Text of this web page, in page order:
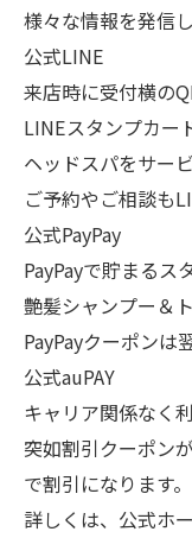
様々な情報を発信し
公式LINE
来店時に受付横の
LINEスタンプカー
ヘッドスパをサービ
ご予約やご相談も
公式PayPay
PayPayで貯まるス
艶髪シャンプー＆
PayPayクーポンは
公式auPAY
キャリア関係なく
突如割引クーポン
で割引になります。
詳しくは、公式ホ